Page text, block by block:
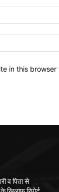
in this
व पिता से